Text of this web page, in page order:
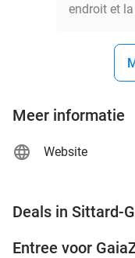
endroit et
Meer informatie
Website
Deals in Sittard-
Entree voor